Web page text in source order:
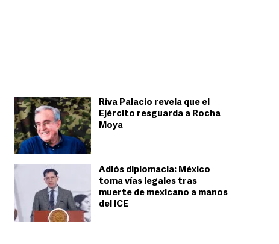
Riva Palacio revela que el
Ejército resguarda a Rocha
Moya
Adiós diplomacia: México
toma vías legales tras
muerte de mexicano a manos
del ICE